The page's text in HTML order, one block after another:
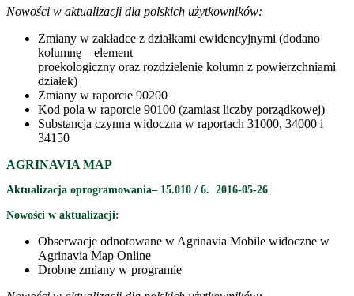
Nowości w aktualizacji dla polskich użytkowników:
Zmiany w zakładce z działkami ewidencyjnymi (dodano
kolumnę – element
proekologiczny oraz rozdzielenie kolumn z powierzchniami
działek)
Zmiany w raporcie 90200
Kod pola w raporcie 90100 (zamiast liczby porządkowej)
Substancja czynna widoczna w raportach 31000, 34000 i
34150
AGRINAVIA MAP
Aktualizacja oprogramowania– 15.010 / 6. 2016-05-26
Nowości w aktualizacji:
Obserwacje odnotowane w Agrinavia Mobile widoczne w
Agrinavia Map Online
Drobne zmiany w programie